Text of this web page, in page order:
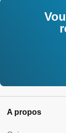
A propos